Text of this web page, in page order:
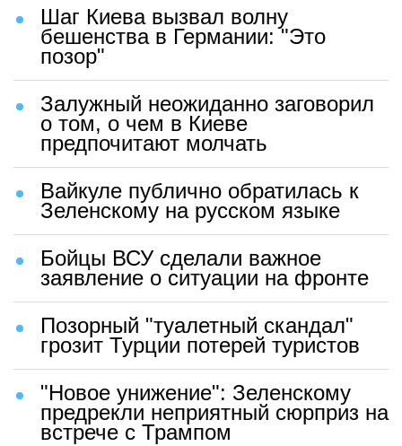
Шаг Киева вызвал волну
бешенства в Германии: "Это
позор"
Залужный неожиданно заговорил
о том, о чем в Киеве
предпочитают молчать
Вайкуле публично обратилась к
Зеленскому на русском языке
Бойцы ВСУ сделали важное
заявление о ситуации на фронте
Позорный "туалетный скандал"
грозит Турции потерей туристов
"Новое унижение": Зеленскому
предрекли неприятный сюрприз на
встрече с Трампом